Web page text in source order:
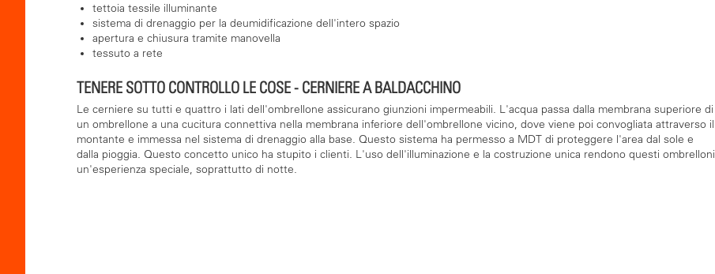
tettoia tessile illuminante
sistema di drenaggio per la deumidificazione dell'intero spazio
apertura e chiusura tramite manovella
tessuto a rete
TENERE SOTTO CONTROLLO LE COSE - CERNIERE A BALDACCHINO
Le cerniere su tutti e quattro i lati dell'ombrellone assicurano giunzioni impermeabili. L'acqua passa dalla membrana superiore di
un ombrellone a una cucitura connettiva nella membrana inferiore dell'ombrellone vicino, dove viene poi convogliata attraverso il
montante e immessa nel sistema di drenaggio alla base. Questo sistema ha permesso a MDT di proteggere l'area dal sole e
dalla pioggia. Questo concetto unico ha stupito i clienti. L'uso dell'illuminazione e la costruzione unica rendono questi ombrelloni
un'esperienza speciale, soprattutto di notte.